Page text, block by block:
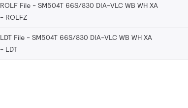
ROLF File - SM504T 66S/830 DIA-VLC WB WH XA
ROLFZ
LDT File - SM504T 66S/830 DIA-VLC WB WH XA
LDT